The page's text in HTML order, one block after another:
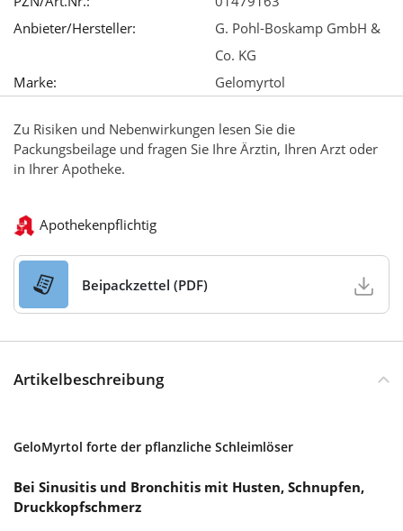
Anbieter/Hersteller:
G. Pohl-Boskamp GmbH &
Co. KG
Marke:
Gelomyrtol
Zu Risiken und Nebenwirkungen lesen Sie die
Packungsbeilage und fragen Sie Ihre Ärztin, Ihren Arzt oder
in Ihrer Apotheke.
Apothekenpflichtig
Beipackzettel (PDF)
Artikelbeschreibung
GeloMyrtol forte der pflanzliche Schleimlöser
Bei Sinusitis und Bronchitis mit Husten, Schnupfen,
Druckkopfschmerz